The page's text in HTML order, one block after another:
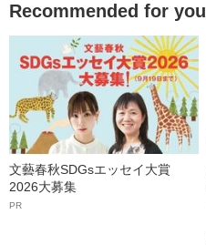
Recommended for you
文藝春秋SDGsエッセイ大賞
2026大募集
PR